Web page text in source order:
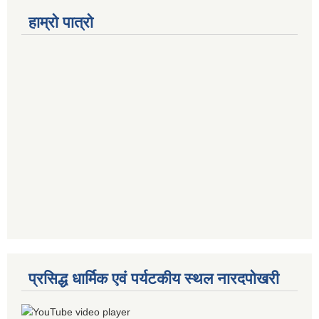
हाम्रो पात्रो
प्रसिद्ध धार्मिक एवं पर्यटकीय स्थल नारदपोखरी